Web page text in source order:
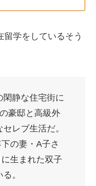
学をしているそう
静な住宅街に
豪邸と高級外
レブ生活だ。
の妻・A子さ
生まれた双子
。